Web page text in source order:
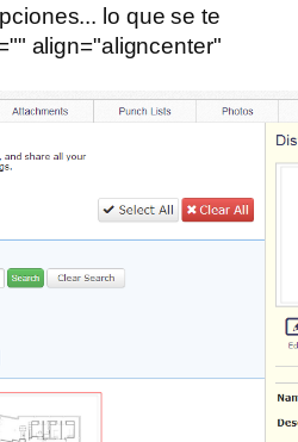
lo que se te
align="aligncenter"